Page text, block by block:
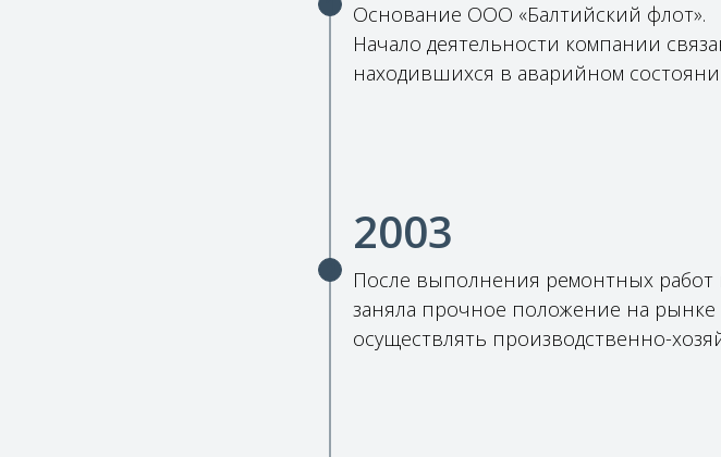
Основание ООО «Балтийский флот».
Начало деятельности компании
находившихся в аварийном
2003
После выполнения ремонтных работ
заняла прочное положение на рынке
осуществлять производственно-